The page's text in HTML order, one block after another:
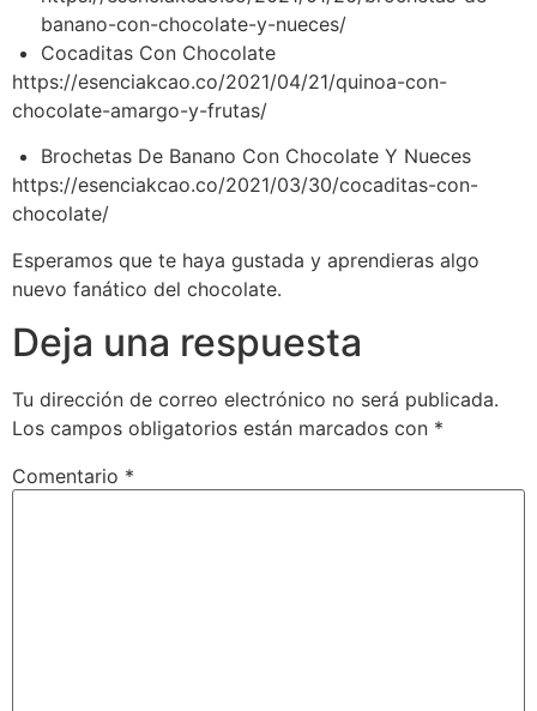
banano-con-chocolate-y-nueces/
Cocaditas Con Chocolate
https://esenciakcao.co/2021/04/21/quinoa-con-
chocolate-amargo-y-frutas/
Brochetas De Banano Con Chocolate Y Nueces
https://esenciakcao.co/2021/03/30/cocaditas-con-
chocolate/
Esperamos que te haya gustada y aprendieras algo
nuevo fanático del chocolate.
Deja una respuesta
Tu dirección de correo electrónico no será publicada.
Los campos obligatorios están marcados con *
Comentario *